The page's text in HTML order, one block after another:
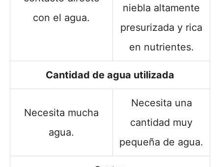
con el agua.
niebla altamente
presurizada y rica
en nutrientes.
Cantidad de agua utilizada
Necesita mucha
agua.
Necesita una
cantidad muy
pequeña de agua.